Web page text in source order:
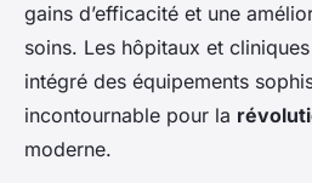
gains d’efficacité et une
soins. Les hôpitaux et
intégré des équipements
incontournable pour la
moderne.